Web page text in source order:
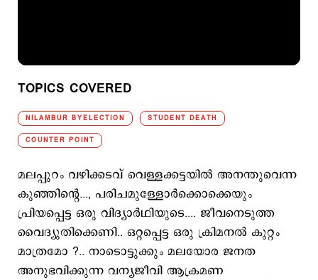
TOPICS COVERED
NILAMBUR BYELECTION STUDENT DEATH
COUNTER POINT
മലപ്പുറം വഴിക്കടവ് വെള്ളക്കട്ടയില്‍ അനന്തുവെന്ന
കുഞ്ഞിന്‍റെ..., പരിചമുള്ളോര്‍ക്കൊക്കെയും
പ്രിയപ്പെട്ട ഒരു വിദ്യാര്‍ഥിയുടെ.... ജീവനെടുത്ത
വൈദ്യുതിക്കെണി.. ഒറ്റപ്പെട്ട ഒരു ക്രിമനല്‍ കുറ്റം
മാത്രമോ ?.. നാടൊട്ടുക്കും മലയോര ജനത
അനുഭവിക്കുന്ന വന്യജീവി ആക്രമണ